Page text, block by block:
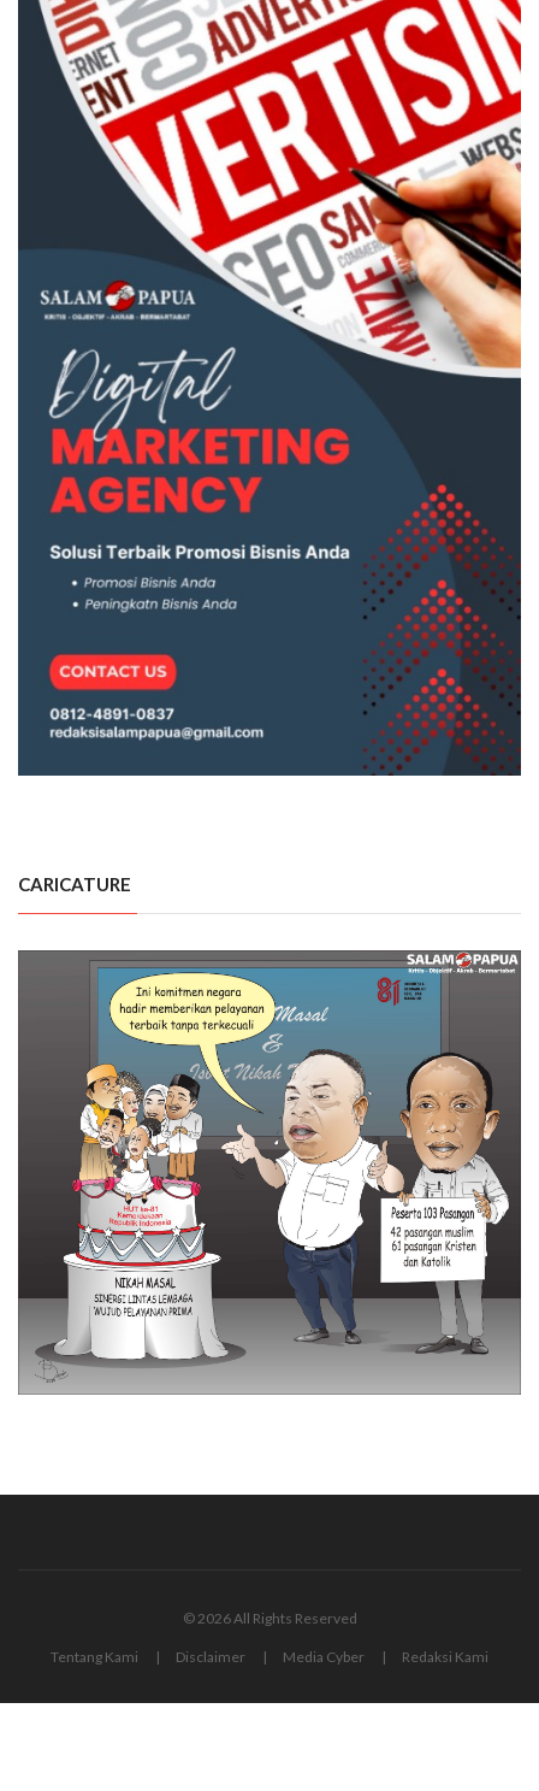
CARICATURE
© 2026 All Rights Reserved
Tentang Kami Disclaimer Media Cyber Redaksi Kami